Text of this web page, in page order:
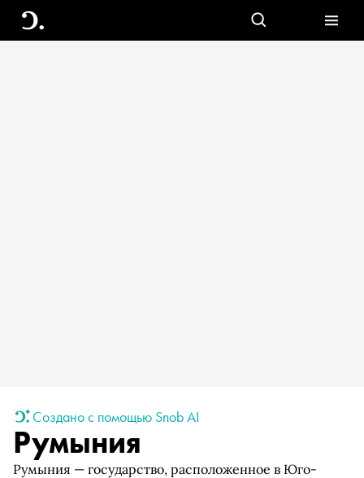
Создано с помощью Snob AI
Румыния
Румыния — государство, расположенное в Юго-